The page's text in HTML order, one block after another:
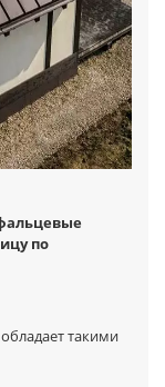
по
такими